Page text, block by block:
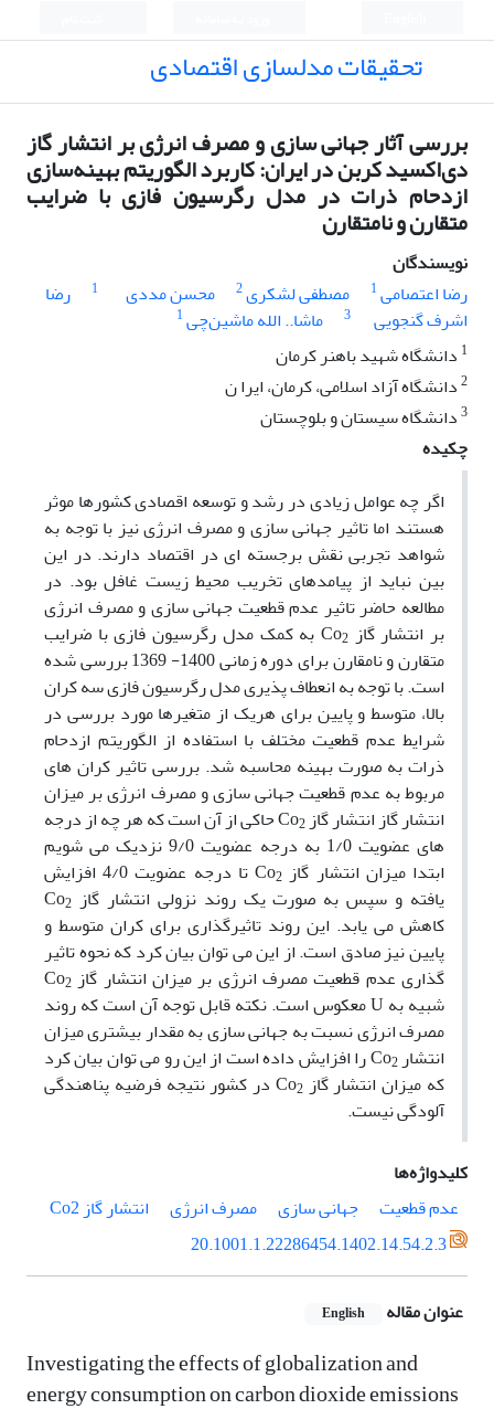
تحقیقات مدلسازی اقتصادی
بررسی آثار جهانی سازی و مصرف انرژی بر انتشار گاز
دی‌اکسید کربن در ایران: کاربرد الگوریتم بهینه‌سازی
ازدحام ذرات در مدل رگرسیون فازی با ضرایب
متقارن و نامتقارن
نویسندگان
رضا اعتصامی1 مصطفی لشکری2 محسن مددی 1
رضا
اشرف گنجویی
3 ماشا.. الله ماشین‌چی1
1 دانشگاه شهید باهنر کرمان
2دانشگاه آزاد اسلامی، کرمان، ایرا ن
3دانشگاه سیستان و بلوچستان
چکیده
اگر چه عوامل زیادی در رشد و توسعه اقصادی کشورها موثر
هستند اما تاثیر جهانی سازی و مصرف انرژی نیز با توجه به
شواهد تجربی نقش برجسته ای در اقتصاد دارند. در این
بین نباید از پیامدهای تخریب محیط زیست غافل بود. در
مطالعه حاضر تاثیر عدم قطعیت جهانی سازی و مصرف انرژی
بر انتشار گاز Co2
به کمک مدل رگرسیون فازی با ضرایب
متقارن و نامقارن برای دوره زمانی 1400- 1369 بررسی شده
است. با توجه به انعطاف پذیری مدل رگرسیون فازی سه کران
بالا، متوسط و پایین برای هریک از متغیرها مورد بررسی در
شرایط عدم قطعیت مختلف با استفاده از الگوریتم ازدحام
ذراتبه صورت بهینه محاسبه شد. بررسی تاثیر کران های
مربوط به عدم قطعیت جهانی سازی و مصرف انرژی بر میزان
انتشار گاز انتشار گاز Co2
حاکی از آن است که هر چه از درجه
های عضویت 1/0 به درجه عضویت 9/0 نزدیک می شویم
ابتدا میزان انتشار گاز Co2
تا درجه عضویت 4/0 افزایش
یافته و سپس به صورت یک روند نزولی انتشار گاز Co2
کاهش می یابد. این روند تاثیرگذاری برای کران متوسط و
پایین نیز صادق است. از این می توان بیان کرد که نحوه تاثیر
گذاری عدم قطعیت مصرف انرژی بر میزان انتشار گاز Co2
شبیه به Uمعکوس است. نکته قابل توجه آن است که روند
مصرف انرژی نسبت به جهانی سازی به مقدار بیشتری میزان
انتشار Co2
را افزایش داده است از این رو می توان بیان کرد
که میزان انتشار گاز Co2
در کشور نتیجه فرضیه پناهندگی
آلودگی نیست.
کلیدواژه‌ها
عدم قطعیت
جهانی سازی مصرف انرژی
انتشار گاز Co2
20.1001.1.22286454.1402.14.54.2.3
عنوان مقاله English
Investigating the effects of globalization and
energy consumption on carbon dioxide emissions